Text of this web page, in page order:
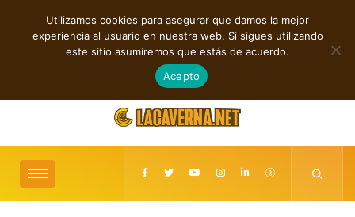
TENDENCIAS
Shaven Primates: Un estallido de Hard Rock contra el control digital
agosto 7, 2026
Utilizamos cookies para asegurar que damos la mejor
experiencia al usuario en nuestra web. Si sigues utilizando
este sitio asumiremos que estás de acuerdo.
Acepto